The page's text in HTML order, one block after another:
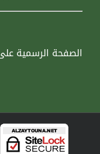
الصفحة الرسمية